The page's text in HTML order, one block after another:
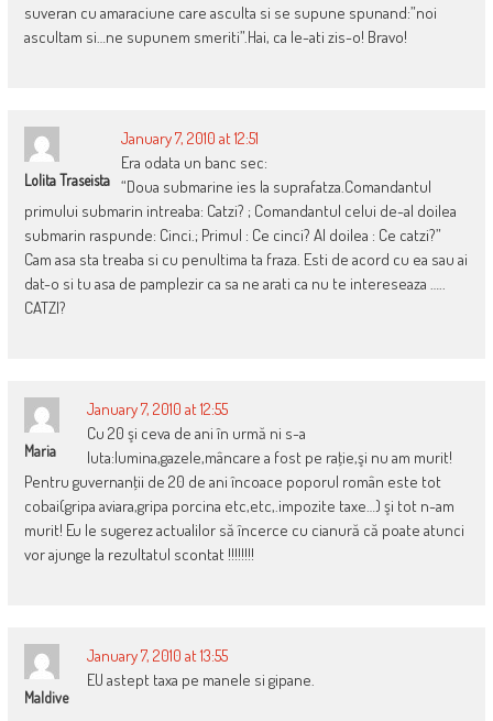
suveran cu amaraciune care asculta si se supune spunand:”noi
ascultam si…ne supunem smeriti”.Hai, ca le-ati zis-o! Bravo!
Lolita Traseista
January 7, 2010 at 12:51
Era odata un banc sec:
“Doua submarine ies la suprafatza.Comandantul
primului submarin intreaba: Catzi? ; Comandantul celui de-al doilea
submarin raspunde: Cinci.; Primul : Ce cinci? Al doilea : Ce catzi?”
Cam asa sta treaba si cu penultima ta fraza. Esti de acord cu ea sau ai
dat-o si tu asa de pamplezir ca sa ne arati ca nu te intereseaza …..
CATZI?
Maria
January 7, 2010 at 12:55
Cu 20 şi ceva de ani în urmă ni s-a
luta:lumina,gazele,mâncare a fost pe raţie,şi nu am murit!
Pentru guvernanţii de 20 de ani încoace poporul român este tot
cobai(gripa aviara,gripa porcina etc,etc,.impozite taxe…) şi tot n-am
murit! Eu le sugerez actualilor să încerce cu cianură că poate atunci
vor ajunge la rezultatul scontat !!!!!!!!
Maldive
January 7, 2010 at 13:55
EU astept taxa pe manele si gipane.